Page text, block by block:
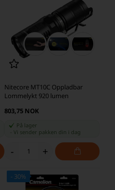
Nitecore MT10C Oppladbar
Lommelykt 920 lumen
803,75 NOK
På lager
Vi sender pakken din i dag
- +
- 30% SKARP PRIS · SKARP PRIS